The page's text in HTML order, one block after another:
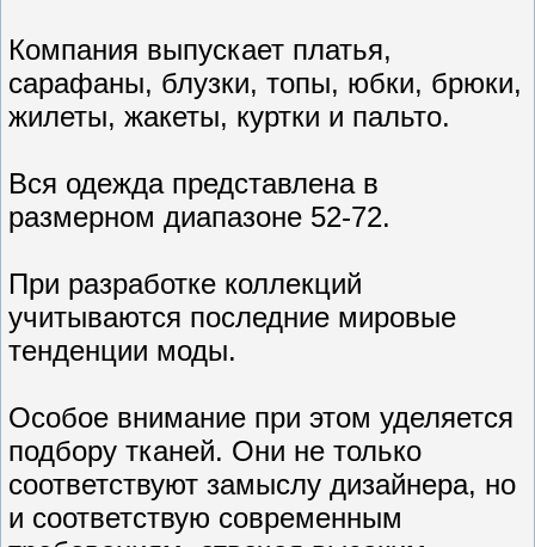
Компания выпускает платья,
сарафаны, блузки, топы, юбки, брюки,
жилеты, жакеты, куртки и пальто.
Вся одежда представлена в
размерном диапазоне 52-72.
При разработке коллекций
учитываются последние мировые
тенденции моды.
Особое внимание при этом уделяется
подбору тканей. Они не только
соответствуют замыслу дизайнера, но
и соответствую современным